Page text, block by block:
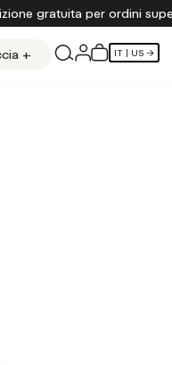
a €50Clicca qui per
+ IT | US →